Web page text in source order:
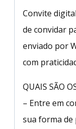
Convite
de convidar
enviado por
com
QUAIS SÃO
– Entre em
sua forma de